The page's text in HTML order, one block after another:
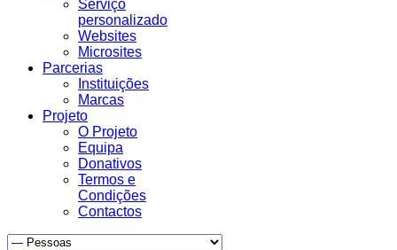
Serviço
personalizado
Websites
Microsites
Parcerias
Instituições
Marcas
Projeto
O Projeto
Equipa
Donativos
Termos e
Condições
Contactos